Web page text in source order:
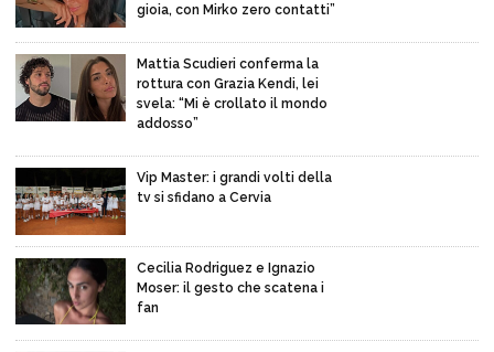
gioia, con Mirko zero contatti”
Mattia Scudieri conferma la
rottura con Grazia Kendi, lei
svela: “Mi è crollato il mondo
addosso”
Vip Master: i grandi volti della
tv si sfidano a Cervia
Cecilia Rodriguez e Ignazio
Moser: il gesto che scatena i
fan